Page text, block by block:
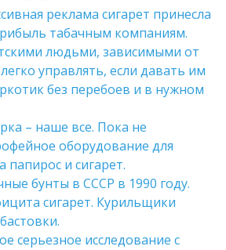
реклама сигарет принесла
табачным компаниям.
людьми, зависимыми от
управлять, если давать им
без перебоев и в нужном
– наше все. Пока не
оборудование для
папирос и сигарет.
бунты в СССР в 1990 году.
сигарет. Курильщики
серьезное исследование с